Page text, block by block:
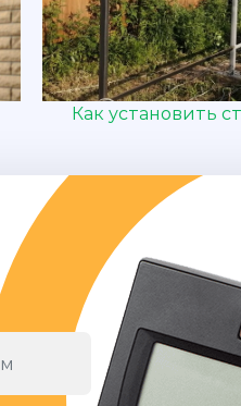
Как установить